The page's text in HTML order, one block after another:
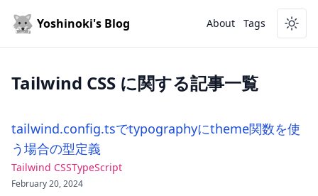
Yoshinoki's Blog About Tags
Tailwind CSS に関する記事一覧
tailwind.config.tsでtypographyにtheme関数を使
う場合の型定義
Tailwind CSSTypeScript
February 20, 2024